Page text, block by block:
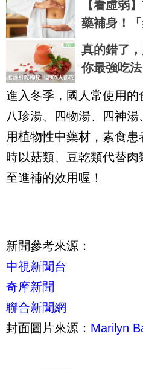
【看虛弱
藥補身！
行調整？
真的錯了
你最強吃
補肝腎｜
進入冬季，國人常使用的
八珍湯、四物湯、四神
用植物性中藥材，素食
時以菇類、豆乾類代替
至進補的效用喔！
新聞參考來源：
中視新聞台
奇摩新聞
聯合新聞網
封面圖片來源： Marilyn